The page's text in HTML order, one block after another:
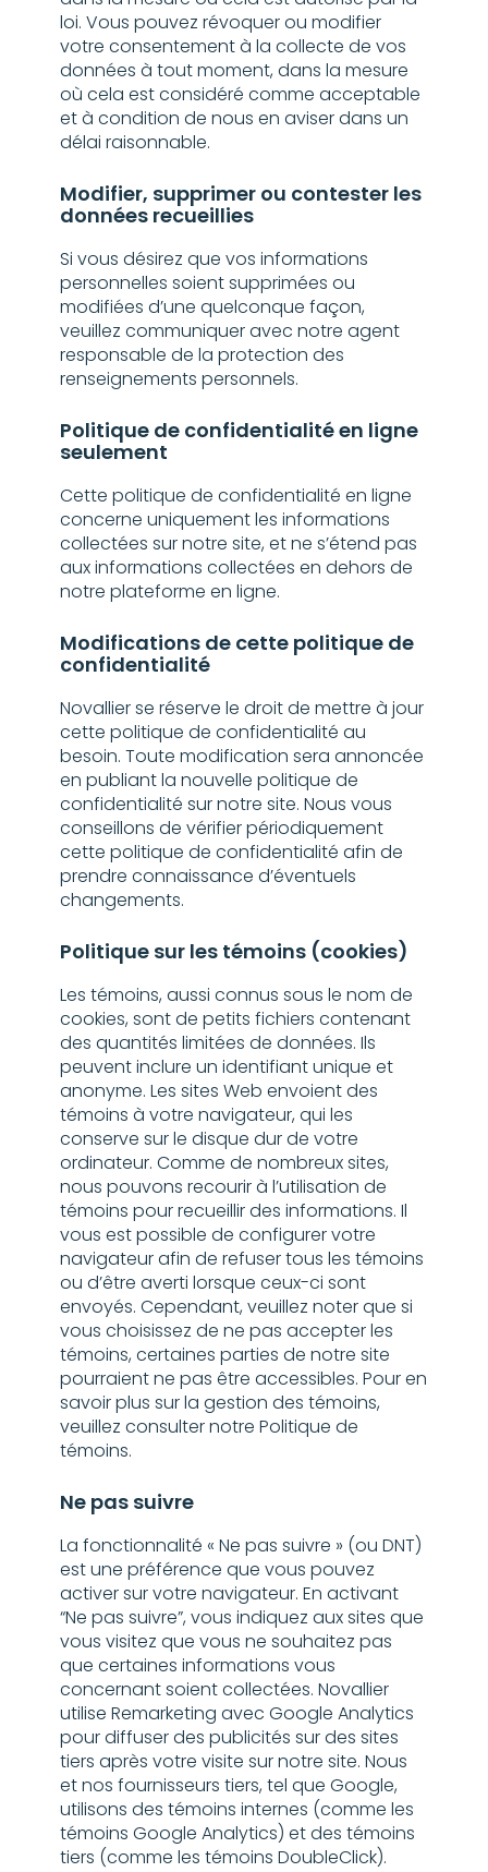
loi. Vous pouvez révoquer ou modifier
votre consentement à la collecte de vos
données à tout moment, dans la mesure
où cela est considéré comme acceptable
et à condition de nous en aviser dans un
délai raisonnable.
Modifier, supprimer ou contester les
données recueillies
Si vous désirez que vos informations
personnelles soient supprimées ou
modifiées d’une quelconque façon,
veuillez communiquer avec notre agent
responsable de la protection des
renseignements personnels.
Politique de confidentialité en ligne
seulement
Cette politique de confidentialité en ligne
concerne uniquement les informations
collectées sur notre site, et ne s’étend pas
aux informations collectées en dehors de
notre plateforme en ligne.
Modifications de cette politique de
confidentialité
Novallier se réserve le droit de mettre à jour
cette politique de confidentialité au
besoin. Toute modification sera annoncée
en publiant la nouvelle politique de
confidentialité sur notre site. Nous vous
conseillons de vérifier périodiquement
cette politique de confidentialité afin de
prendre connaissance d’éventuels
changements.
Politique sur les témoins (cookies)
Les témoins, aussi connus sous le nom de
cookies, sont de petits fichiers contenant
des quantités limitées de données. Ils
peuvent inclure un identifiant unique et
anonyme. Les sites Web envoient des
témoins à votre navigateur, qui les
conserve sur le disque dur de votre
ordinateur. Comme de nombreux sites,
nous pouvons recourir à l’utilisation de
témoins pour recueillir des informations. Il
vous est possible de configurer votre
navigateur afin de refuser tous les témoins
ou d’être averti lorsque ceux-ci sont
envoyés. Cependant, veuillez noter que si
vous choisissez de ne pas accepter les
témoins, certaines parties de notre site
pourraient ne pas être accessibles. Pour en
savoir plus sur la gestion des témoins,
veuillez consulter notre Politique de
témoins.
Ne pas suivre
La fonctionnalité « Ne pas suivre » (ou DNT)
est une préférence que vous pouvez
activer sur votre navigateur. En activant
“Ne pas suivre”, vous indiquez aux sites que
vous visitez que vous ne souhaitez pas
que certaines informations vous
concernant soient collectées. Novallier
utilise Remarketing avec Google Analytics
pour diffuser des publicités sur des sites
tiers après votre visite sur notre site. Nous
et nos fournisseurs tiers, tel que Google,
utilisons des témoins internes (comme les
témoins Google Analytics) et des témoins
tiers (comme les témoins DoubleClick).